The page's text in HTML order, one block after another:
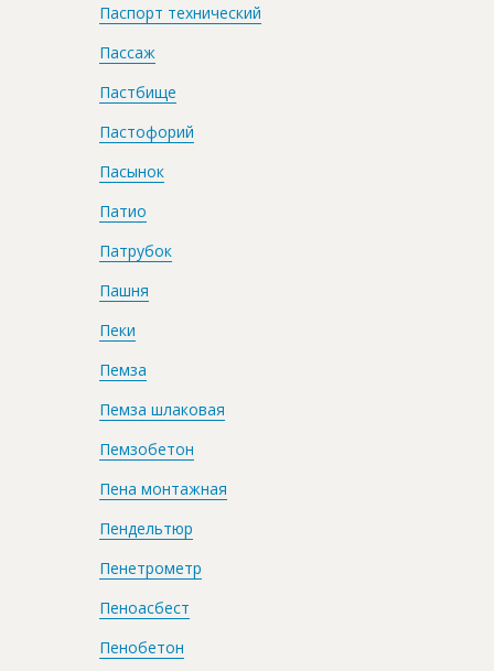
Паспорт технический
Пассаж
Пастбище
Пастофорий
Пасынок
Патио
Патрубок
Пашня
Пеки
Пемза
Пемза шлаковая
Пемзобетон
Пена монтажная
Пендельтюр
Пенетрометр
Пеноасбест
Пенобетон